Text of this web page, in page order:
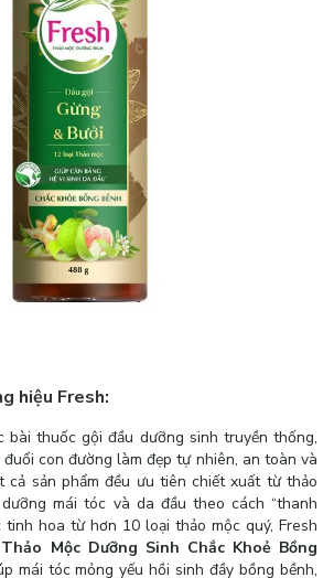
hiệu Fresh:
bài thuốc gội đầu dưỡng sinh truyền thống,
con đường làm đẹp tự nhiên, an toàn và
cả sản phẩm đều ưu tiên chiết xuất từ thảo
mái tóc và da đầu theo cách “thanh
tinh hoa từ hơn 10 loại thảo mộc quý, Fresh
Mộc Dưỡng Sinh Chắc Khoẻ Bồng
mái tóc mỏng yếu hồi sinh đầy bồng bềnh,